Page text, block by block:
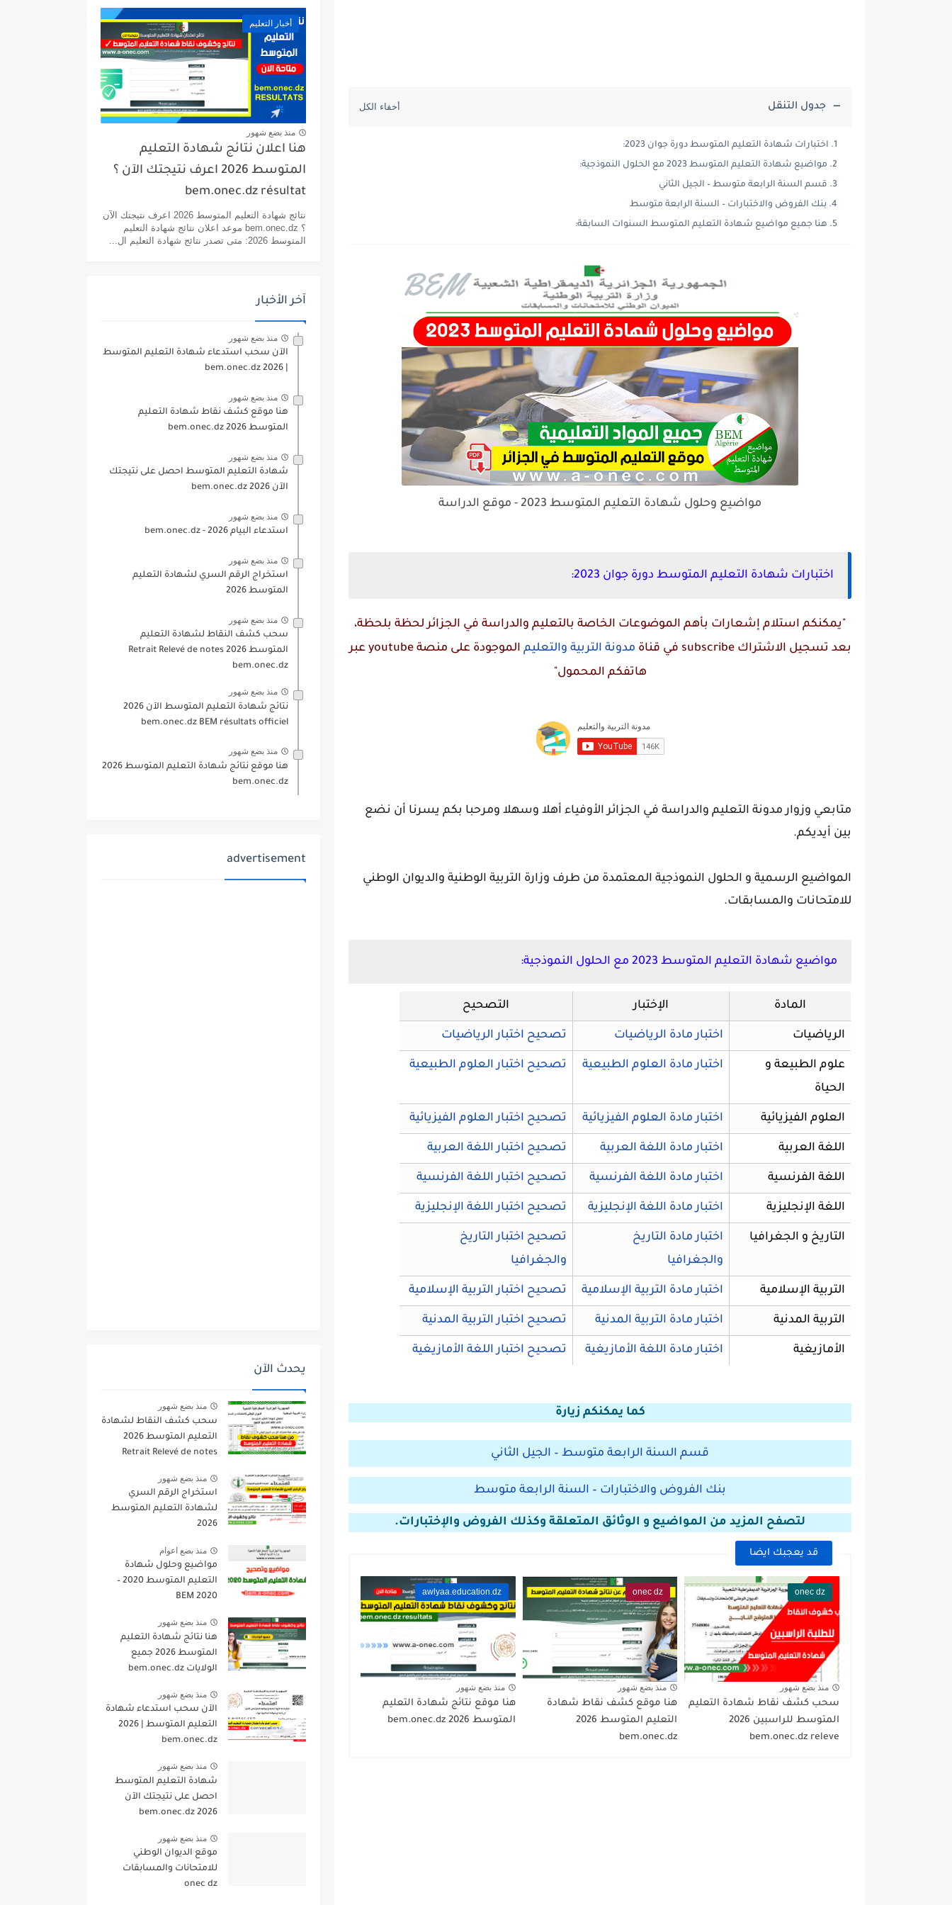
جدول التنقل
اختبارات شهادة التعليم المتوسط دورة جوان 2023:
مواضيع شهادة التعليم المتوسط 2023 مع الحلول النموذجية:
قسم السنة الرابعة متوسط – الجيل الثاني
بنك الفروض والاختبارات – السنة الرابعة متوسط
هنا جميع مواضيع شهادة التعليم المتوسط السنوات السابقة:
مواضيع وحلول شهادة التعليم المتوسط 2023 - موقع الدراسة
اختبارات شهادة التعليم المتوسط دورة جوان 2023:
"يمكنكم استلام إشعارات بأهم الموضوعات الخاصة بالتعليم والدراسة في الجزائر لحظة بلحظة،
بعد تسجيل الاشتراكsubscribe في قناة مدونة التربية والتعليم الموجودة على منصةyoutube عبر
هاتفكم المحمول"
متابعي وزوار مدونة التعليم والدراسة في الجزائر الأوفياء أهلا وسهلا ومرحبا بكم يسرنا أن نضع
بين أيديكم.
المواضيع الرسمية و الحلول النموذجية المعتمدة من طرف وزارة التربية الوطنية والديوان الوطني
للامتحانات والمسابقات.
مواضيع شهادة التعليم المتوسط 2023 مع الحلول النموذجية:
المادة الإختبار التصحيح
الرياضيات اختبار مادة الرياضيات تصحيح اختبار الرياضيات
علوم الطبيعة و
الحياة
اختبار مادة العلوم الطبيعية تصحيح اختبار العلوم الطبيعية
العلوم الفيزيائية اختبار مادة العلوم الفيزيائية تصحيح اختبار العلوم الفيزيائية
اللغة العربية اختبار مادة اللغة العربية تصحيح اختبار اللغة العربية
اللغة الفرنسية اختبار مادة اللغة الفرنسية تصحيح اختبار اللغة الفرنسية
اللغة الإنجليزية اختبار مادة اللغة الإنجليزية تصحيح اختبار اللغة الإنجليزية
التاريخ و الجغرافيا
اختبار مادة التاريخ
والجغرافيا
تصحيح اختبار التاريخ
والجغرافيا
التربية الإسلامية اختبار مادة التربية الإسلامية تصحيح اختبار التربية الإسلامية
التربية المدنية اختبار مادة التربية المدنية تصحيح اختبار التربية المدنية
الأمازيغية اختبار مادة اللغة الأمازيغية تصحيح اختبار اللغة الأمازيغية
كما يمكنكم زيارة
قسم السنة الرابعة متوسط – الجيل الثاني
بنك الفروض والاختبارات – السنة الرابعة متوسط
لتصفح المزيد من المواضيع و الوثائق المتعلقة وكذلك الفروض والإختبارات.
قد يعجبك ايضا
onec dz
منذ بضع شهور
سحب كشف نقاط شهادة التعليم
المتوسط للراسبين 2026
bem.onec.dz releve
onec dz
منذ بضع شهور
هنا موقع كشف نقاط شهادة
التعليم المتوسط 2026
bem.onec.dz
awlyaa.education.dz
منذ بضع شهور
هنا موقع نتائج شهادة التعليم
المتوسط 2026 bem.onec.dz
أخبار التعليم
منذ بضع شهور
هنا اعلان نتائج شهادة التعليم
المتوسط 2026 اعرف نتيجتك الآن ؟
bem.onec.dz résultat
نتائج شهادة التعليم المتوسط 2026 اعرف نتيجتك الآن
؟ bem.onec.dz موعد اعلان نتائج شهادة التعليم
المتوسط 2026: متى تصدر نتائج شهادة التعليم ال...
آخر الأخبار
منذ بضع شهور
الآن سحب استدعاء شهادة التعليم المتوسط
منذ بضع شهور
هنا موقع كشف نقاط شهادة التعليم
المتوسط 2026 bem.onec.dz
منذ بضع شهور
شهادة التعليم المتوسط احصل على نتيجتك
الآن bem.onec.dz 2026
منذ بضع شهور
استدعاء البيام 2026 - bem.onec.dz
منذ بضع شهور
استخراج الرقم السري لشهادة التعليم
المتوسط 2026
منذ بضع شهور
سحب كشف النقاط لشهادة التعليم
المتوسط 2026 Retrait Relevé de notes
bem.onec.dz
منذ بضع شهور
نتائج شهادة التعليم المتوسط الآن 2026
bem.onec.dz BEM résultats officiel
منذ بضع شهور
هنا موقع نتائج شهادة التعليم المتوسط 2026
bem.onec.dz
advertisement
يحدث الآن
منذ بضع شهور
سحب كشف النقاط لشهادة
التعليم المتوسط 2026
Retrait Relevé de notes
منذ بضع شهور
استخراج الرقم السري
لشهادة التعليم المتوسط
2026
منذ بضع اعوام
مواضيع وحلول شهادة
التعليم المتوسط 2020 –
BEM 2020
منذ بضع شهور
هنا نتائج شهادة التعليم
المتوسط 2026 جميع
الولايات bem.onec.dz
منذ بضع شهور
الآن سحب استدعاء شهادة
التعليم المتوسط | 2026
bem.onec.dz
منذ بضع شهور
شهادة التعليم المتوسط
احصل على نتيجتك الآن
bem.onec.dz 2026
منذ بضع شهور
موقع الديوان الوطني
للامتحانات والمسابقات
onec dz